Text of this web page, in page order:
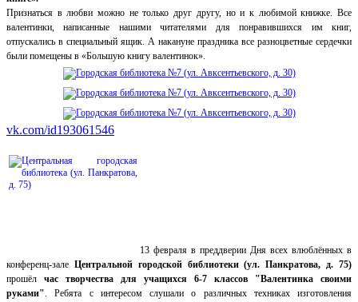
Признаться в любви можно не только друг другу, но и к любимой книжке. Все
валентинки, написанные нашими читателями для понравившихся им книг,
отпускались в специальный ящик. А накануне праздника все разноцветные сердечки
были помещены в «Большую книгу валентинок».
vk.com/id193061546
13 февраля в преддверии Дня всех влюблённых в
конференц-зале Центральной городской библиотеки (ул. Панкратова, д. 75)
прошёл час творчества для учащихся 6-7 классов "Валентинка своими
руками". Ребята с интересом слушали о различных техниках изготовления